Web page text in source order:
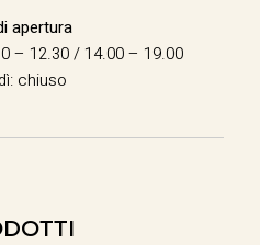
apertura
– 12.30 / 14.00 – 19.00
chiuso